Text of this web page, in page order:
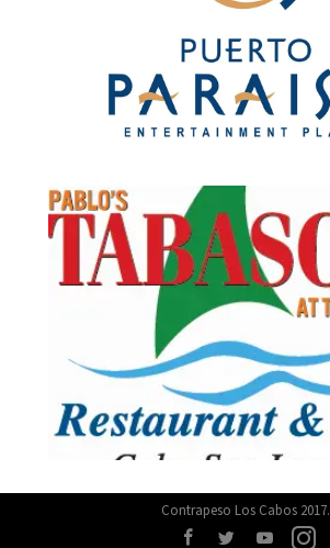
Contrapeso Los Cabos 2017.